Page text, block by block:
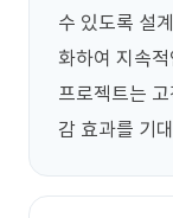
수 있도록 설
화하여 지속
프로젝트는
감 효과를 기